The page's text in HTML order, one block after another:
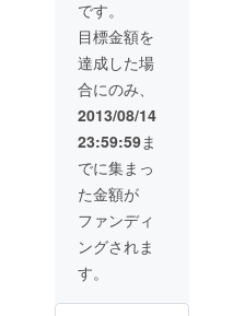
ウンド（一
部）
ゲーム「リ
ゼットの処
方箋」
- 企画 / ディ
レクション /
シナリオ / サ
ウンド
です。
目標金額を
達成した場
合にのみ、
2013/08/14
23:59:59ま
でに集まっ
た金額が
ファンディ
ングされま
す。